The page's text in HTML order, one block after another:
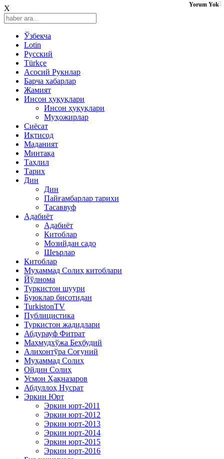
X
Ўзбекча
Lotin
Русский
Türkçe
Асосий Рукнлар
Барча хабарлар
Жамият
Инсон ҳуқуқлари
Инсон ҳуқуқлари
Муҳожирлар
Сиёсат
Иқтисод
Mаданият
Минтақа
Таҳлил
Тарих
Дин
Дин
Пайғамбарлар тарихи
Тасаввуф
Адабиёт
Адабиёт
Китоблар
Мозийдан садо
Шеърлар
Китоблар
Муҳаммад Солиҳ китоблари
Йўлнома
Туркистон шуури
Буюклар бисотидан
TurkistonTV
Публицистика
Туркистон жадидлари
Абдурауф Фитрат
Маҳмудхўжа Беҳбудий
Алихонтўра Соғуний
Муҳаммад Солиҳ
Ойдин Солиҳ
Усмон Ҳақназаров
Абдуллоҳ Нусрат
Эркин Юрт
Эркин юрт-2011
Эркин юрт-2012
Эркин юрт-2013
Эркин юрт-2014
Эркин юрт-2015
Эркин юрт-2016
Yorum Yok